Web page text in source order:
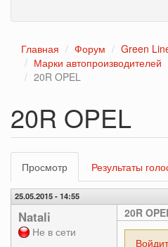
Главная Форум
Green
Марки автопроизводителей
20R OPEL
20R OPEL
Главные
вкладки
Просмотр (активная
вкладка)
Результаты
25.05.2015 - 14:55
Natali
Не в сети
20R